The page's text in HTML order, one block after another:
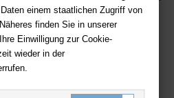
einem staatlichen Zugriff von
finden Sie in unserer
Einwilligung zur Cookie-
wieder in der